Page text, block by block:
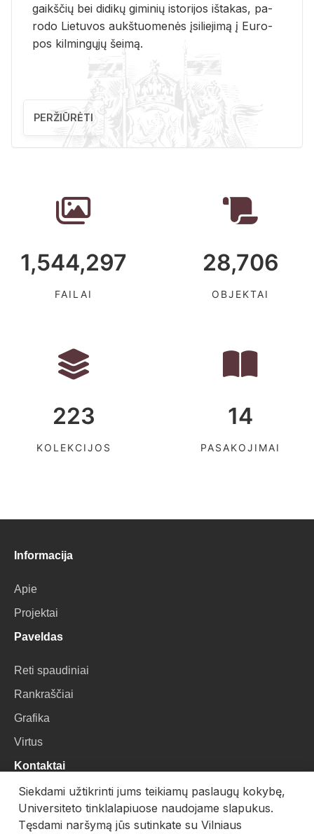
gaikš­čių bei di­di­kų gi­mi­nių is­to­ri­jos iš­ta­kas, pa­
ro­do Lie­tu­vos aukš­tuo­me­nės įsi­lie­ji­mą į Eu­ro­
pos kil­min­gų­jų šei­mą.
PERŽIŪRĖTI
1,544,297
FAILAI
28,706
OBJEKTAI
223
KOLEKCIJOS
14
PASAKOJIMAI
Informacija
Apie
Projektai
Paveldas
Reti spaudiniai
Rankraščiai
Grafika
Virtus
Kontaktai
VU Biblioteka
Universiteto g. 3, LT-01122, Vilnius
Siekdami užtikrinti jums teikiamų paslaugų kokybę,
Universiteto tinklalapiuose naudojame slapukus.
Tęsdami naršymą jūs sutinkate su Vilniaus